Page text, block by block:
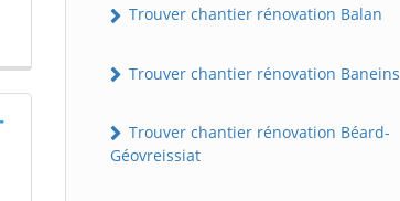
Trouver chantier rénovation Balan
Trouver chantier rénovation Baneins
Trouver chantier rénovation Béard-
Géovreissiat